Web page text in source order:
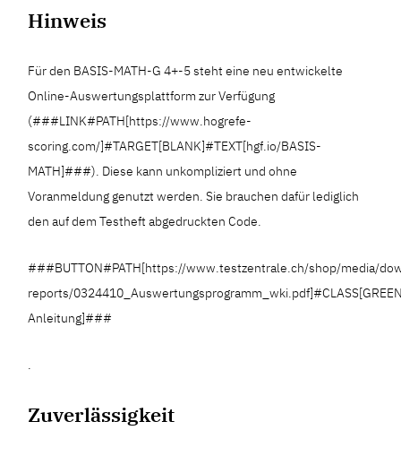
Hinweis
Für den BASIS-MATH-G 4+-5 steht eine neu entwickelte
Online-Auswertungsplattform zur Verfügung
(###LINK#PATH[https://www.hogrefe-
scoring.com/]#TARGET[BLANK]#TEXT[hgf.io/BASIS-
MATH]###). Diese kann unkompliziert und ohne
Voranmeldung genutzt werden. Sie brauchen dafür lediglich
den auf dem Testheft abgedruckten Code.
###BUTTON#PATH[https://www.testzentrale.ch/shop/media/
reports/
Anleitung]###
.
Zuverlässigkeit